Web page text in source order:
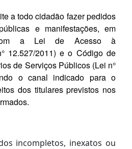
a todo cidadão fazer pedidos
e manifestações, em
com a Lei de Acesso à
12.527/2011) e o Código de
de Serviços Públicos (Lei n°
o canal indicado para o
dos titulares previstos nos
incompletos, inexatos ou